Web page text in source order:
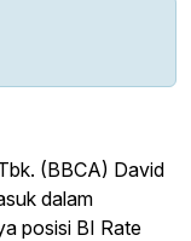
(BBCA) David
dalam
posisi BI Rate